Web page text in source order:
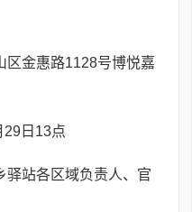
区金惠路1128号博悦嘉
29日13点
驿站各区域负责人、官